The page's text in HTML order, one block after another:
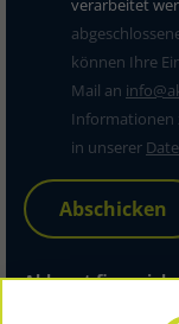
verarbeitet
können Ihre
Mail an
Informationen
in unserer
Abschicken
Akkurat financial